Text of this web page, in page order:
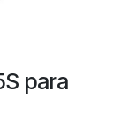
para